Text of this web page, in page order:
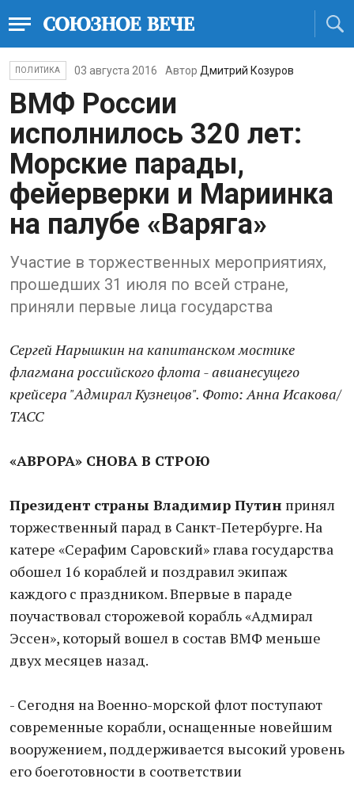
ПОЛИТИКА 03 августа 2016 Автор Дмитрий Козуров
ВМФ России
исполнилось 320 лет:
Морские парады,
фейерверки и Мариинка
на палубе «Варяга»
Участие в торжественных мероприятиях,
прошедших 31 июля по всей стране,
приняли первые лица государства
Сергей Нарышкин на капитанском мостике
флагмана российского флота - авианесущего
крейсера "Адмирал Кузнецов". Фото: Анна Исакова/
ТАСС
«АВРОРА» СНОВА В СТРОЮ
Президент страны Владимир Путин принял
торжественный парад в Санкт-Петербурге. На
катере «Серафим Саровский» глава государства
обошел 16 кораблей и поздравил экипаж
каждого с праздником. Впервые в параде
поучаствовал сторожевой корабль «Адмирал
Эссен», который вошел в состав ВМФ меньше
двух месяцев назад.
- Сегодня на Военно-морской флот поступают
современные корабли, оснащенные новейшим
вооружением, поддерживается высокий уровень
его боеготовности в соответствии